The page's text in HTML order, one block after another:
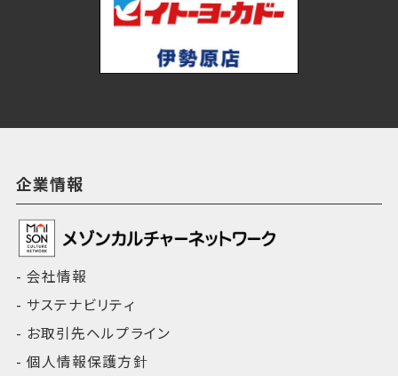
企業情報
会社情報
サステナビリティ
お取引先ヘルプライン
個人情報保護方針